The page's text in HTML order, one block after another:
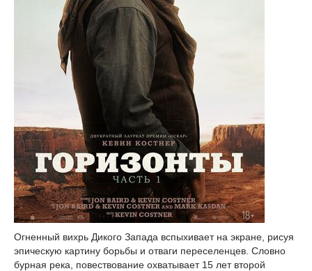
Огненный вихрь Дикого Запада вспыхивает на экране, рисуя
эпическую картину борьбы и отваги переселенцев. Словно
бурная река, повествование охватывает 15 лет второй